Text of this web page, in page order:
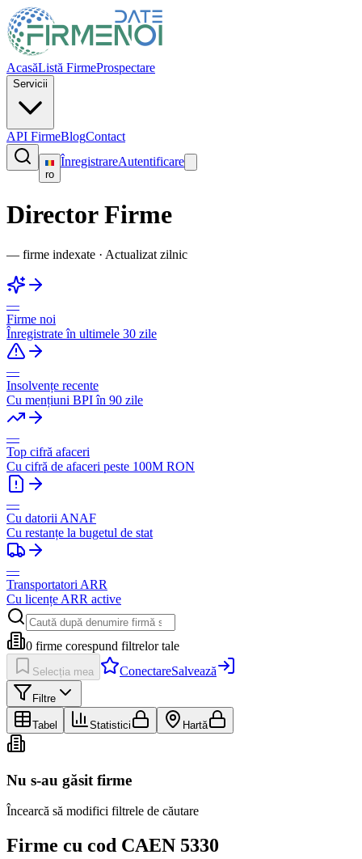
AcasăListă FirmeProspectare
Servicii
API FirmeBlogContact
ro
ÎnregistrareAutentificare
Director Firme
— firme indexate · Actualizat zilnic
—
Firme noi
Înregistrate în ultimele 30 zile
—
Insolvențe recente
Cu mențiuni BPI în 90 zile
—
Top cifră afaceri
Cu cifră de afaceri peste 100M RON
—
Cu datorii ANAF
Cu restanțe la bugetul de stat
—
Transportatori ARR
Cu licențe ARR active
0 firme corespund filtrelor tale
Selecția mea ConectareSalvează
Filtre
Tabel Statistici Hartă
Nu s-au găsit firme
Încearcă să modifici filtrele de căutare
Firme cu cod CAEN 5330